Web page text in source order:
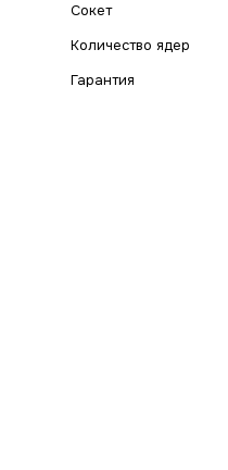
Сокет
Количество ядер
Гарантия